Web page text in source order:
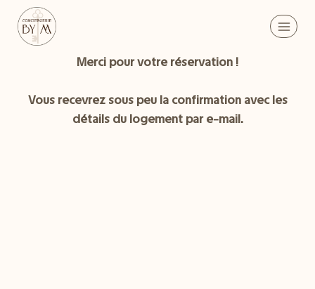
contenu
Merci pour votre réservation !
Vous recevrez sous peu la confirmation avec les
détails du logement par e-mail.